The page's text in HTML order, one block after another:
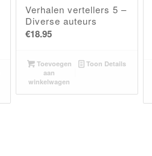
Verhalen vertellers 5 –
Diverse auteurs
€18.95
Toevoegen
aan
winkelwagen
Toon Details